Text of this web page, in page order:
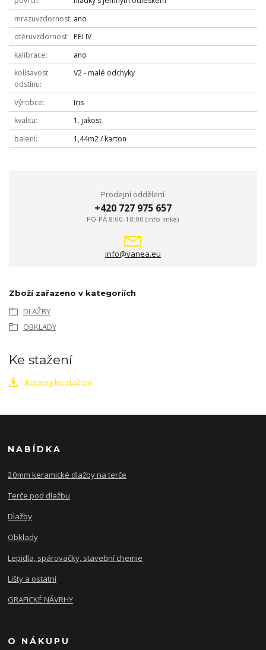
mrazuvzdornost ano
otěruvzdornost
PEI IV
kalibrace
ano
kolísavost
odstínu
V2 - malé odchyky
Výrobce
Iris
kvalita
1. jakost
balení
1,44m2 / karton
Prodejní oddělení
+420 727 975 657
PO-PÁ 8:00-18:00 (info linka)
info@vanea.eu
Zboží zařazeno v kategoriích
DLAŽBY
OBKLADY
Ke stažení
Katalog ke stažení
NABÍDKA
20mm keramické dlažby na terče
Terče pod dlažbu
Dlažby
Obklady
Lepidla, spárovačky, stavební chemie
Lišty a ostatní
GRAFICKÉ NÁVRHY
O NÁKUPU